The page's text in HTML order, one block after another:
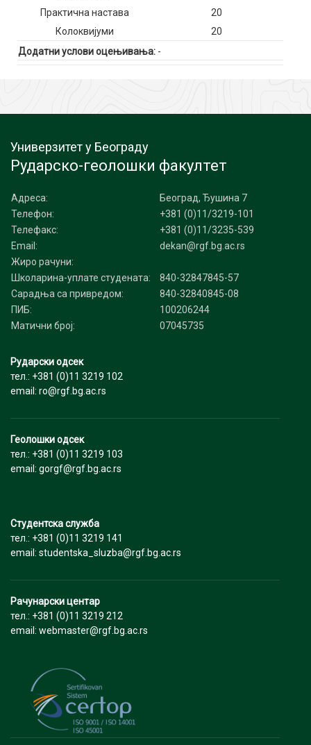
Практична настава
20
Колоквијуми
20
Додатни услови оцењивања: -
Универзитет у Београду
Рударско-геолошки факултет
Адреса:
Београд, Ђушина 7
Телефон:
+381 (0)11/3219-101
Телефакс:
+381 (0)11/3235-539
Email:
dekan@rgf.bg.ac.rs
Жиро рачуни:
Школарина-уплате студената:
840-32847845-57
Сарадња са привредом:
840-32840845-08
ПИБ:
100206244
Матични број:
07045735
Рударски одсек
тел.: +381 (0)11 3219 102
email: ro@rgf.bg.ac.rs
Геолошки одсек
тел.: +381 (0)11 3219 103
email: gorgf@rgf.bg.ac.rs
Студентска служба
тел.: +381 (0)11 3219 141
email: studentska_sluzba@rgf.bg.ac.rs
Рачунарски центар
тел.: +381 (0)11 3219 212
email: webmaster@rgf.bg.ac.rs